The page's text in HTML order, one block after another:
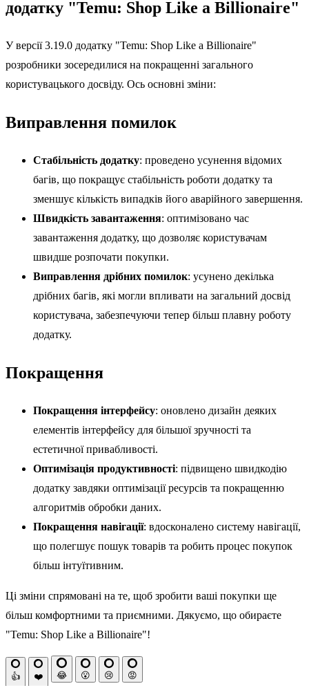
додатку "Temu: Shop Like a Billionaire"
У версії 3.19.0 додатку "Temu: Shop Like a Billionaire"
розробники зосередилися на покращенні загального
користувацького досвіду. Ось основні зміни:
Виправлення помилок
Стабільність додатку: проведено усунення відомих
багів, що покращує стабільність роботи додатку та
зменшує кількість випадків його аварійного завершення.
Швидкість завантаження: оптимізовано час
завантаження додатку, що дозволяє користувачам
швидше розпочати покупки.
Виправлення дрібних помилок: усунено декілька
дрібних багів, які могли впливати на загальний досвід
користувача, забезпечуючи тепер більш плавну роботу
додатку.
Покращення
Покращення інтерфейсу: оновлено дизайн деяких
елементів інтерфейсу для більшої зручності та
естетичної привабливості.
Оптимізація продуктивності: підвищено швидкодію
додатку завдяки оптимізації ресурсів та покращенню
алгоритмів обробки даних.
Покращення навігації: вдосконалено систему навігації,
що полегшує пошук товарів та робить процес покупок
більш інтуїтивним.
Ці зміни спрямовані на те, щоб зробити ваші покупки ще
більш комфортними та приємними. Дякуємо, що обираєте
"Temu: Shop Like a Billionaire"!
👍 ❤️ 😂 😮 😢 😡